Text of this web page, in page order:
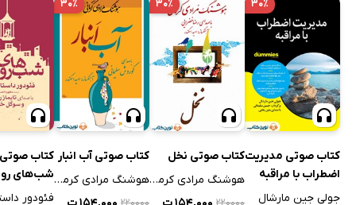
۳۰٪
کتاب صوتی مدیریت
اضطراب با مراقبه
جولی جین مارشال
۳۰٪
کتاب صوتی نخل
هوشنگ مرادی کرمانی
۳۰٪
کتاب صوتی آب انبار
هوشنگ مرادی کرمانی
کتاب صوتی
شب‌های